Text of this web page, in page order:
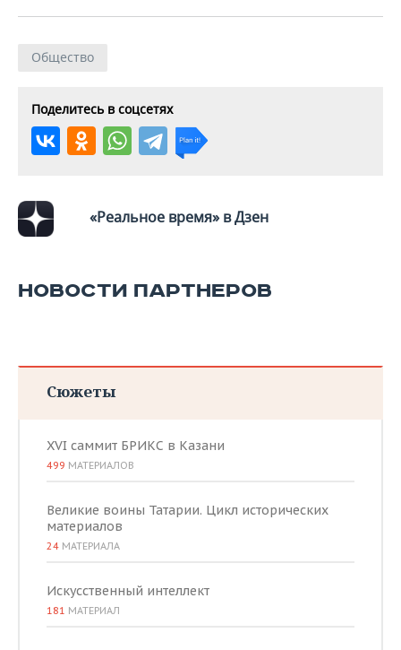
Общество
Поделитесь в соцсетях
«Реальное время» в Дзен
НОВОСТИ ПАРТНЕРОВ
Сюжеты
XVI саммит БРИКС в Казани
499 МАТЕРИАЛОВ
Великие воины Татарии. Цикл исторических
материалов
24 МАТЕРИАЛА
Искусственный интеллект
181 МАТЕРИАЛ